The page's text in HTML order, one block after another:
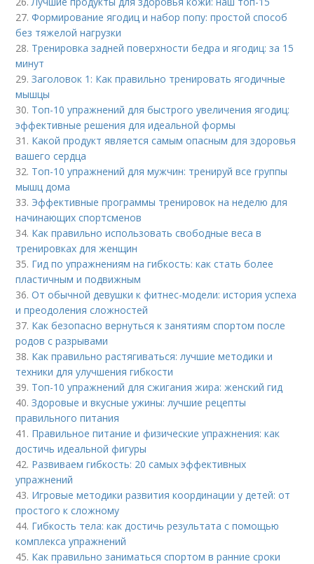
27.Формирование ягодиц и набор попу: простой способ
без тяжелой нагрузки
28. Тренировка задней поверхности бедра и ягодиц: за 15
минут
29.Заголовок 1: Как правильно тренировать ягодичные
мышцы
30. Топ-10 упражнений для быстрого увеличения ягодиц:
эффективные решения для идеальной формы
31. Какой продукт является самым опасным для здоровья
вашего сердца
32. Топ-10 упражнений для мужчин: тренируй все группы
мышц дома
33. Эффективные программы тренировок на неделю для
начинающих спортсменов
34. Как правильно использовать свободные веса в
тренировках для женщин
35. Гид по упражнениям на гибкость: как стать более
пластичным и подвижным
36.От обычной девушки к фитнес-модели: история успеха
и преодоления сложностей
37. Как безопасно вернуться к занятиям спортом после
родов с разрывами
38. Как правильно растягиваться: лучшие методики и
техники для улучшения гибкости
39. Топ-10 упражнений для сжигания жира: женский гид
40.Здоровые и вкусные ужины: лучшие рецепты
правильного питания
41. Правильное питание и физические упражнения: как
достичь идеальной фигуры
42. Развиваем гибкость: 20 самых эффективных
упражнений
43. Игровые методики развития координации у детей: от
простого к сложному
44. Гибкость тела: как достичь результата с помощью
комплекса упражнений
45. Как правильно заниматься спортом в ранние сроки